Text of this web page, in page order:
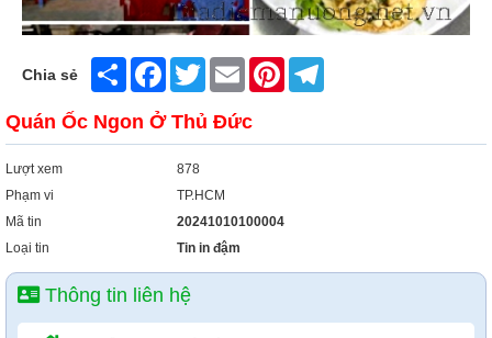
Chia sẻ Share FacebookTwitter Email Pinterest
Quán Ốc Ngon Ở Thủ Đức
Lượt xem
878
Phạm vi
TP.HCM
Mã tin
20241010100004
Loại tin
Tin in đậm
Thông tin liên hệ